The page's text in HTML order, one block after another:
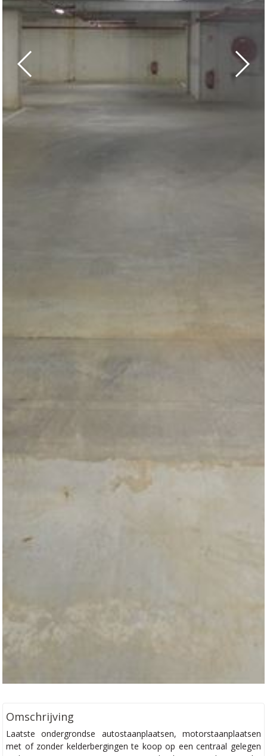
Omschrijving
Laatste ondergrondse autostaanplaatsen, motorstaanplaatsen
met of zonder kelderbergingen te koop op een centraal gelegen